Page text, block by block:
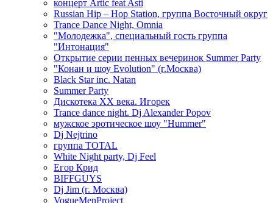
концерт Artic feat Asti
Russian Hip – Hop Station, группа Восточный округ
Trance Dance Night, Omnia
"Молодежка", специальный гость группа
"Интонация"
Открытие серии пенных вечеринок Summer Party
"Конан и шоу Evolution" (г.Москва)
Black Star inc. Natan
Summer Party
Дискотека ХХ века. Игорек
Trance dance night. Dj Alexander Popov
мужское эротическое шоу "Hummer"
Dj Nejtrino
группа TOTAL
White Night party, Dj Feel
Егор Крид
BIFFGUYS
Dj Jim (г. Москва)
VogueMenProject